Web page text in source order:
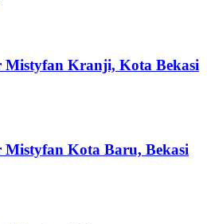
Mistyfan Kranji, Kota Bekasi
Mistyfan Kota Baru, Bekasi